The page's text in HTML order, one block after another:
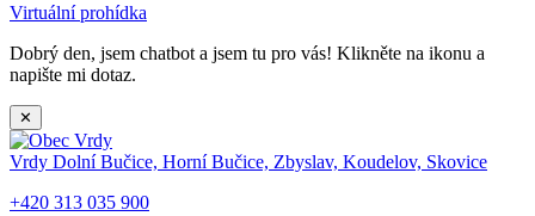
Virtuální prohídka
Dobrý den, jsem chatbot a jsem tu pro vás! Klikněte na ikonu a
napište mi dotaz.
✕
Vrdy Dolní Bučice, Horní Bučice, Zbyslav, Koudelov, Skovice
+420 313 035 900